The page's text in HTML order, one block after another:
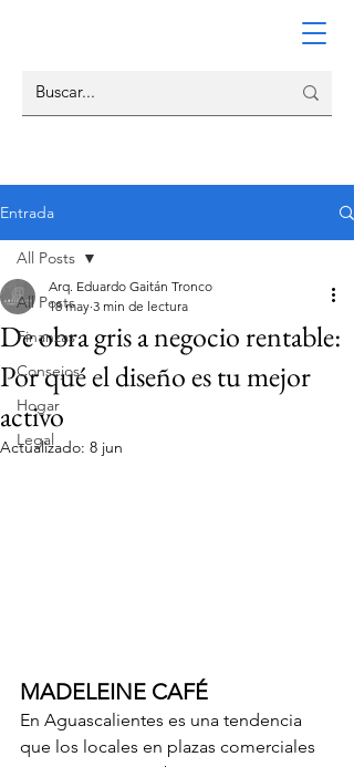
Entrada
All Posts
Finanzas
Consejos
Hogar
Legal
All Posts
De obra gris a negocio rentable:
Por qué el diseño es tu mejor
activo
Arq. Eduardo Gaitán Tronco
18 may 3 min de lectura
Actualizado: 8 jun
MADELEINE CAFÉ
En Aguascalientes es una tendencia
que los locales en plazas comerciales